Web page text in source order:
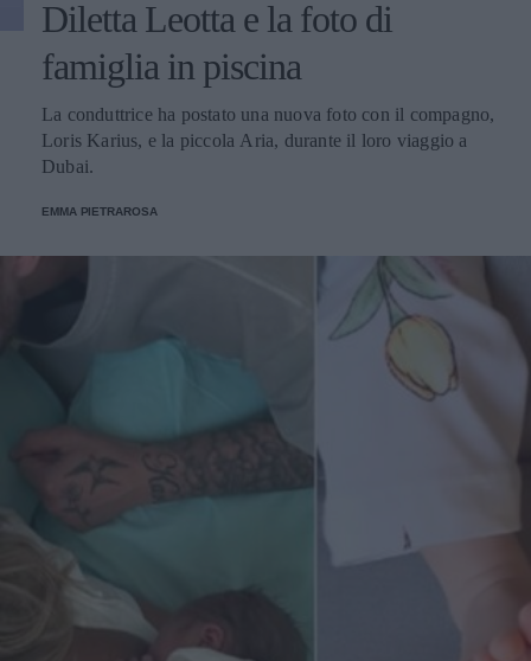
Diletta Leotta e la foto di
famiglia in piscina
La conduttrice ha postato una nuova foto con il compagno,
Loris Karius, e la piccola Aria, durante il loro viaggio a
Dubai.
EMMA PIETRAROSA